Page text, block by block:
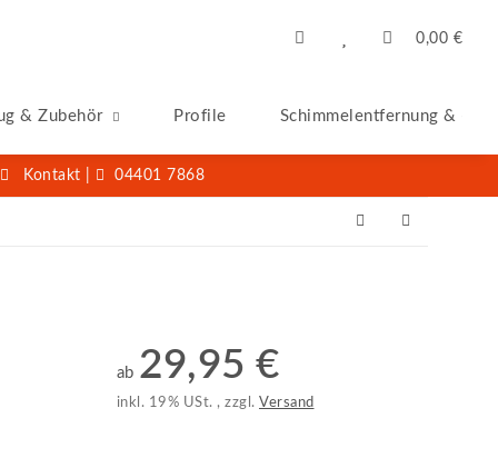
0,00 €
& Zubehör Profile Schimmelentfernung & -
Kontakt 04401 7868
ab 29,95 €
inkl. 19% USt. , zzgl. Versand